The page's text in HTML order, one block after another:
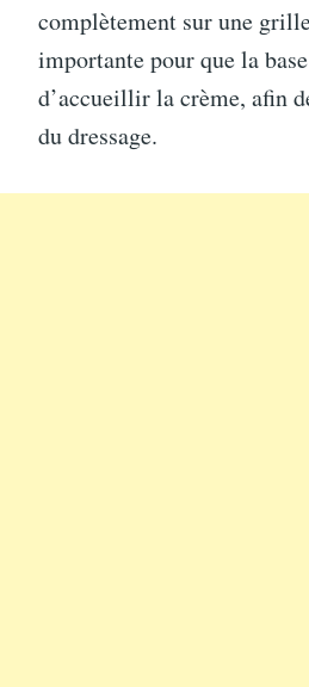
complètement sur une
importante pour que la
d’accueillir la crème, afin
du dressage.